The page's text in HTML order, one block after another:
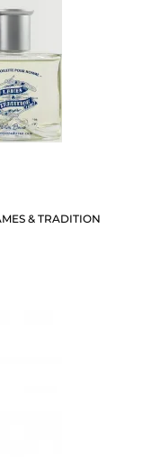
& TRADITION